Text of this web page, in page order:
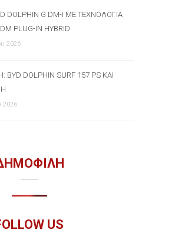
DOLPHIN G DM-I ΜΕ ΤΕΧΝΟΛΟΓΊΑ
PLUG-IN HYBRID
2026
BYD DOLPHIN SURF 157 PS ΚΑΙ
2026
US